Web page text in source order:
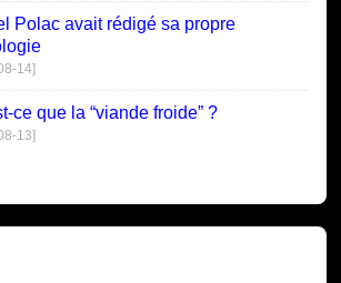
Polac avait rédigé sa propre
14]
ce que la “viande froide” ?
13]